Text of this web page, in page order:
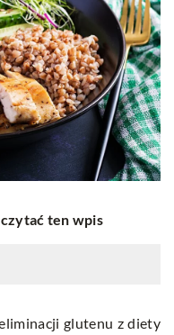
ten wpis
glutenu z diety